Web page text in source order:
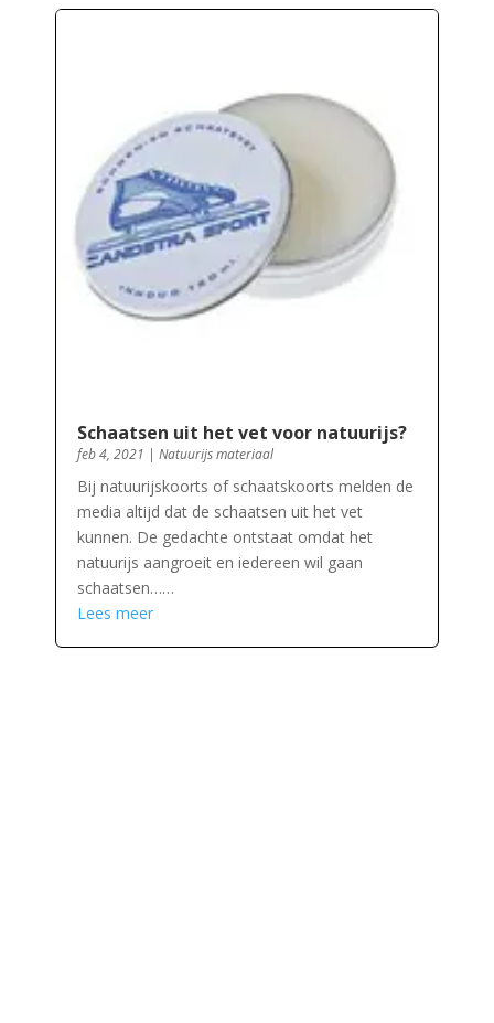
Schaatsen uit het vet voor natuurijs?
feb 4, 2021 | Natuurijs materiaal
Bij natuurijskoorts of schaatskoorts melden de
media altijd dat de schaatsen uit het vet
kunnen. De gedachte ontstaat omdat het
natuurijs aangroeit en iedereen wil gaan
schaatsen……
Lees meer